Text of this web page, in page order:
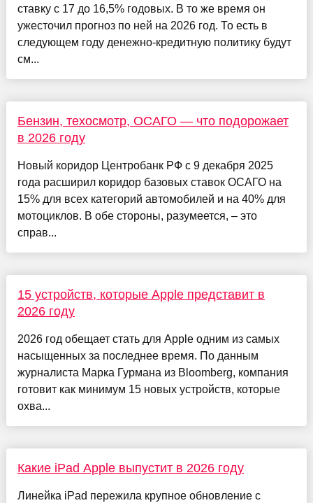
ставку с 17 до 16,5% годовых. В то же время он
ужесточил прогноз по ней на 2026 год. То есть в
следующем году денежно-кредитную политику будут
см...
Бензин, техосмотр, ОСАГО — что подорожает
в 2026 году
Новый коридор Центробанк РФ с 9 декабря 2025
года расширил коридор базовых ставок ОСАГО на
15% для всех категорий автомобилей и на 40% для
мотоциклов. В обе стороны, разумеется, – это
справ...
15 устройств, которые Apple представит в
2026 году
2026 год обещает стать для Apple одним из самых
насыщенных за последнее время. По данным
журналиста Марка Гурмана из Bloomberg, компания
готовит как минимум 15 новых устройств, которые
охва...
Какие iPad Apple выпустит в 2026 году
Линейка iPad пережила крупное обновление с